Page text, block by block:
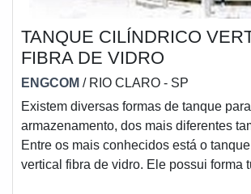
TANQUE CILÍNDRICO
FIBRA DE VIDRO
ENGCOM / RIO CLARO - SP
Existem diversas formas de tanque para
armazenamento, dos mais diferentes
Entre os mais conhecidos está o
vertical fibra de vidro. Ele possui forma